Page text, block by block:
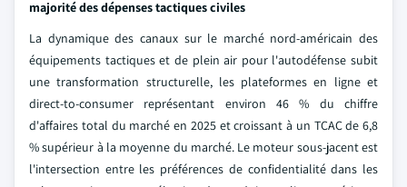
majorité des dépenses tactiques civiles
La dynamique des canaux sur le marché nord-américain des
équipements tactiques et de plein air pour l'autodéfense subit
une transformation structurelle, les plateformes en ligne et
direct-to-consumer représentant environ 46 % du chiffre
d'affaires total du marché en 2025 et croissant à un TCAC de 6,8
% supérieur à la moyenne du marché. Le moteur sous-jacent est
l'intersection entre les préférences de confidentialité dans les